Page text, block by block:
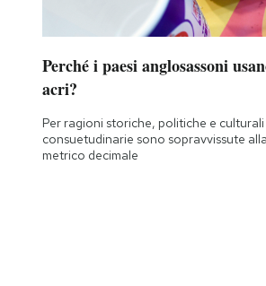
Perché i paesi anglosassoni
acri?
Per ragioni storiche, politiche e
consuetudinarie sono sopravvissute
metrico decimale